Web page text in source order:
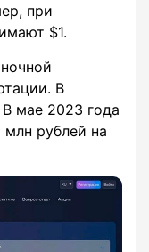
при
$1.
В
мае 2023 года
рублей на